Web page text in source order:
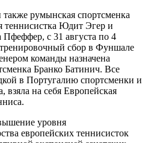
румынская спортсменка
теннисистка Юдит Эгер и
Пфеффер, с 31 августа по 4
тренировочный сбор в Фуншале
команды назначена
Бранко Батинич. Все
в Португалию спортсменки и
взяла на себя Европейская
уровня
европейских теннисисток